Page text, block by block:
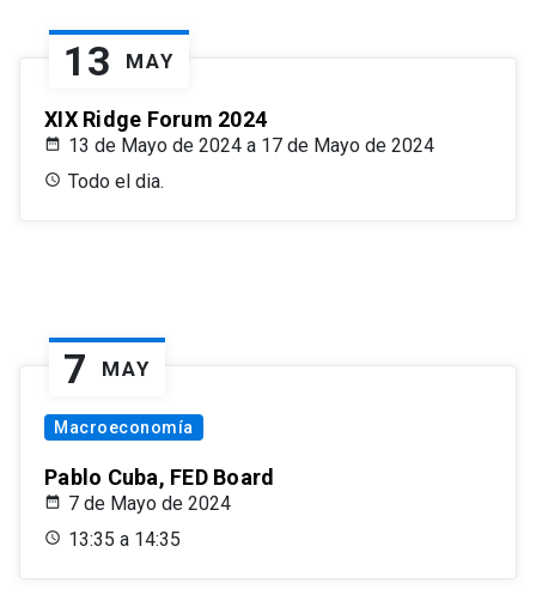
13 MAY
XIX Ridge Forum 2024
13 de Mayo de 2024 a 17 de Mayo de 2024
Todo el dia.
7 MAY
Macroeconomía
Pablo Cuba, FED Board
7 de Mayo de 2024
13:35 a 14:35